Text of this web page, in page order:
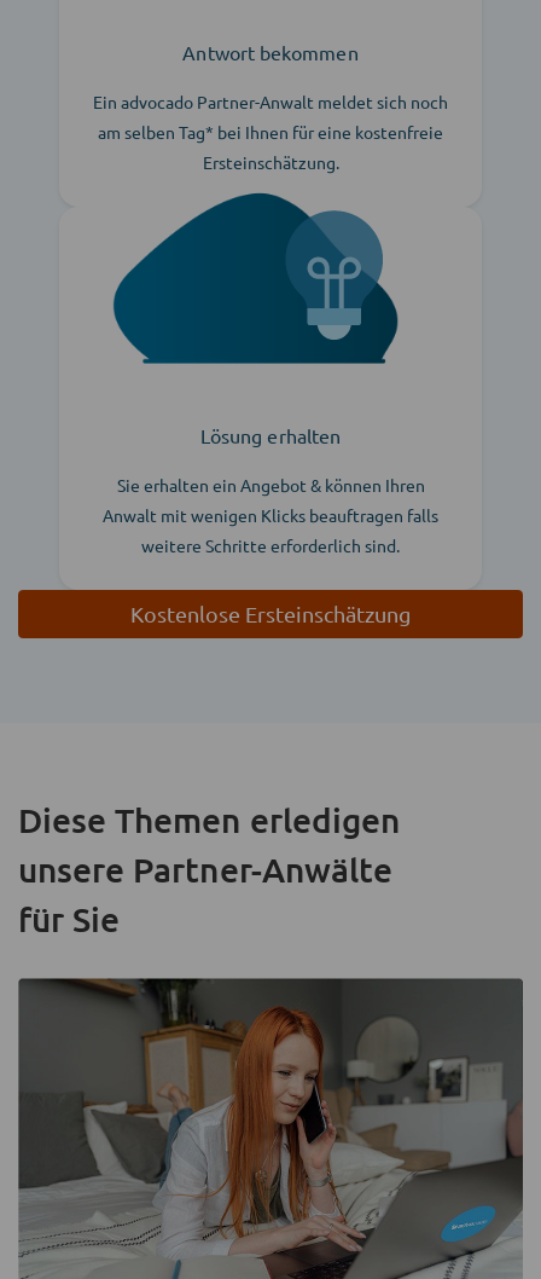
Antwort bekommen
Ein advocado Partner-Anwalt meldet sich noch
am selben Tag* bei Ihnen für eine kostenfreie
Ersteinschätzung.
Lösung erhalten
Sie erhalten ein Angebot & können Ihren
Anwalt mit wenigen Klicks beauftragen falls
weitere Schritte erforderlich sind.
Kostenlose Ersteinschätzung
Diese Themen erledigen
unsere Partner-Anwälte
für Sie